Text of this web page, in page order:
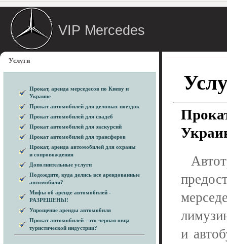
VIP Mercedes
Услуги
Прокат, аренда мерседесов по Киеву и
Украине
Прокат автомобилей для деловых поездок
Прокат автомобилей для свадеб
Прокат автомобилей для экскурсий
Прокат автомобилей для трансферов
Прокат, аренда автомобилей для охраны
и сопровождения
Дополнительные услуги
Подождите, куда делись все арендованные
автомобили?
Мифы об аренде автомобилей -
РАЗРЕШЕНЫ!
Упрощение аренды автомобиля
Прокат автомобилей - это черная овца
туристической индустрии?
и